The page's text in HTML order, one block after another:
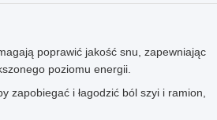
poprawić jakość snu, zapewniając
poziomu energii.
zapobiegać i łagodzić ból szyi i ramion,